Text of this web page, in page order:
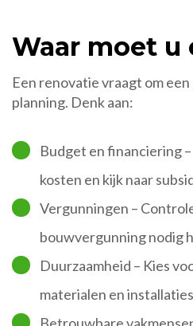
Waar moet u
Een renovatie vraagt om
planning. Denk aan:
Budget en financiering
kosten en kijk naar
Vergunningen –
bouwvergunning nodig
Duurzaamheid – Kies
materialen en
Betrouwbare